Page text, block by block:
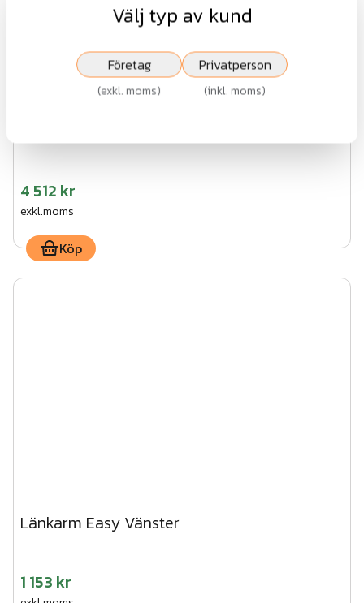
4 512 kr
exkl.moms
Köp
Länkarm Easy Vänster
1 153 kr
Välj typ av kund
Företag
(exkl. moms)
Privatperson
(inkl. moms)